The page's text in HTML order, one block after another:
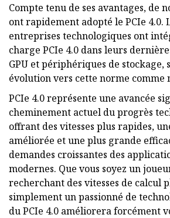
Compte tenu de ses avantages, de
ont rapidement adopté le PCIe 4.0.
entreprises technologiques ont
charge PCIe 4.0 dans leurs
GPU et périphériques de stockage,
évolution vers cette norme comme
PCIe 4.0 représente une avancée
cheminement actuel du progrès
offrant des vitesses plus rapides,
améliorée et une plus grande
demandes croissantes des
modernes. Que vous soyez un
recherchant des vitesses de calcul
simplement un passionné de
du PCIe 4.0 améliorera forcément